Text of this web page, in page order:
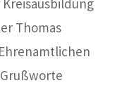
Thomas